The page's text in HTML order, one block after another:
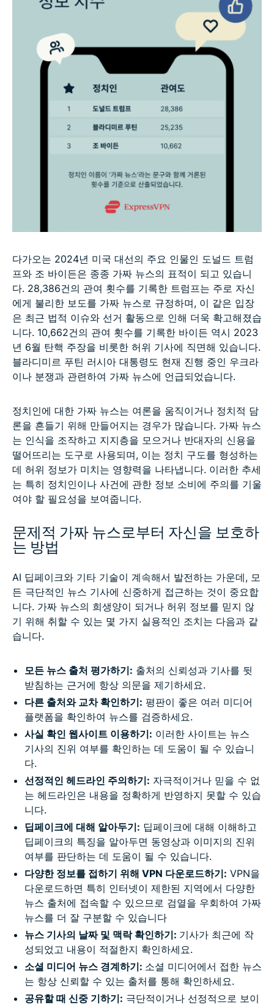
다가오는 2024년 미국 대선의 주요 인물인 도널드 트럼
프와 조 바이든은 종종 가짜 뉴스의 표적이 되고 있습니
다. 28,386건의 관여 횟수를 기록한 트럼프는 주로 자신
에게 불리한 보도를 가짜 뉴스로 규정하며, 이 같은 입장
은 최근 법적 이슈와 선거 활동으로 인해 더욱 확고해졌습
니다. 10,662건의 관여 횟수를 기록한 바이든 역시 2023
년 6월 탄핵 주장을 비롯한 허위 기사에 직면해 있습니다.
블라디미르 푸틴 러시아 대통령도 현재 진행 중인 우크라
이나 분쟁과 관련하여 가짜 뉴스에 언급되었습니다.
정치인에 대한 가짜 뉴스는 여론을 움직이거나 정치적 담
론을 흔들기 위해 만들어지는 경우가 많습니다. 가짜 뉴스
는 인식을 조작하고 지지층을 모으거나 반대자의 신용을
떨어뜨리는 도구로 사용되며, 이는 정치 구도를 형성하는
데 허위 정보가 미치는 영향력을 나타냅니다. 이러한 추세
는 특히 정치인이나 사건에 관한 정보 소비에 주의를 기울
여야 할 필요성을 보여줍니다.
문제적 가짜 뉴스로부터 자신을 보호하
는 방법
AI 딥페이크와 기타 기술이 계속해서 발전하는 가운데, 모
든 극단적인 뉴스 기사에 신중하게 접근하는 것이 중요합
니다. 가짜 뉴스의 희생양이 되거나 허위 정보를 믿지 않
기 위해 취할 수 있는 몇 가지 실용적인 조치는 다음과 같
습니다.
모든 뉴스 출처 평가하기: 출처의 신뢰성과 기사를 뒷
받침하는 근거에 항상 의문을 제기하세요.
다른 출처와 교차 확인하기: 평판이 좋은 여러 미디어
플랫폼을 확인하여 뉴스를 검증하세요.
사실 확인 웹사이트 이용하기: 이러한 사이트는 뉴스
기사의 진위 여부를 확인하는 데 도움이 될 수 있습니
다.
선정적인 헤드라인 주의하기: 자극적이거나 믿을 수 없
는 헤드라인은 내용을 정확하게 반영하지 못할 수 있습
니다.
딥페이크에 대해 알아두기: 딥페이크에 대해 이해하고
딥페이크의 특징을 알아두면 동영상과 이미지의 진위
여부를 판단하는 데 도움이 될 수 있습니다.
다양한 정보를 접하기 위해 VPN 다운로드하기: VPN을
다운로드하면 특히 인터넷이 제한된 지역에서 다양한
뉴스 출처에 접속할 수 있으므로 검열을 우회하여 가짜
뉴스를 더 잘 구분할 수 있습니다
뉴스 기사의 날짜 및 맥락 확인하기: 기사가 최근에 작
성되었고 내용이 적절한지 확인하세요.
소셜 미디어 뉴스 경계하기: 소셜 미디어에서 접한 뉴스
는 항상 신뢰할 수 있는 출처를 통해 확인하세요.
공유할 때 신중 기하기: 극단적이거나 선정적으로 보이